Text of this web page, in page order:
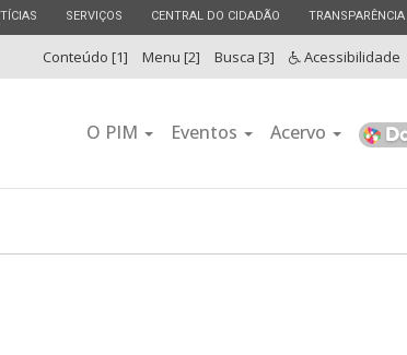
ESTADO
SERVIÇOS ESTADO
CENTRAL DO CIDADÃO ESTADO
TRANSPARÊNCIA
Conteúdo [1] Menu [2] Busca [3] Acessibilidade
O PIM Eventos Acervo